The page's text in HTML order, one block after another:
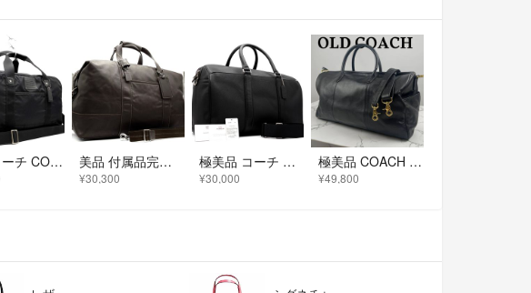
美品 コーチ COACH ボイジャー ジムバッグ 2way ボストンバッグ ショルダーバッグ トラベル ブラック 黒 ナイロン レザー 本革 手持ち 斜め掛け クロスボディ 大容量 出張 旅行 帰省 ボーナス 夏休み 父の日 ゴルフ サマーギフト 大人 美品 付属品完備 コーチ COACH 2way ボストンバッグ ショルダーバッグ トラベル グラブタンレザー 本革 ブラウン 茶 手持ち 斜め掛け 南京錠 鍵 大容量 ビジネス 出張 旅行 帰省 ボーナス 夏休み 父の日 ゴルフ サマーギフト 大人
¥30,300
極美品 コーチ COACH レキシントン 2way ボストンバッグ ショルダーバッグ トラベル ブラック 黒 レザー 本革 手持ち 斜め掛け クロスボディ 大容量 ビジネス 出張 旅行 帰省 ボーナス 夏休み 父の日 ゴルフ サマーギフト 大人
¥30,000
極美品 COACH ボストンバッグ 2way レザー 大容量 レクサス コラボ
¥49,800